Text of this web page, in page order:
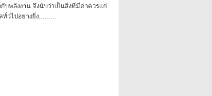
กับพลังงาน จึงนับว่าเป็นสิ่งที่มีค่าควรแก่
วไปอย่างยิ่ง.........